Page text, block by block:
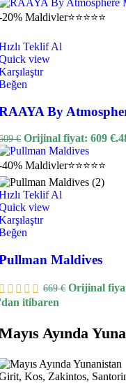
20% Maldivler⭐⭐⭐⭐⭐
Teklif Al
view
By
€ Orijinal fiyat: 609 €.
40% Maldivler⭐⭐⭐⭐⭐
Teklif Al
view
Maldives
669€ Orijinal
itibaren
Ayında
Kos, Zakintos,